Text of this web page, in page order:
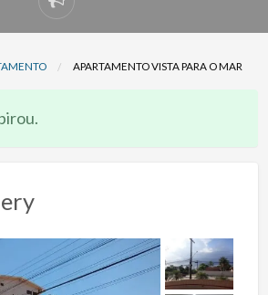
Denunciar
problema
APARTAMENTO VISTA PARA O MAR